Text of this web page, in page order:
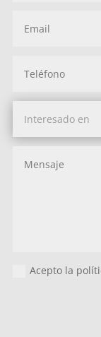
Acepto la